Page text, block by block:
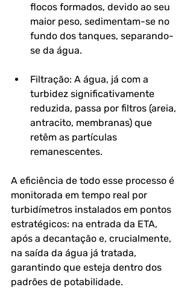
flocos formados, devido ao seu
maior peso, sedimentam-se no
fundo dos tanques, separando-
se da água.
Filtração: A água, já com a
turbidez significativamente
reduzida, passa por filtros (areia,
antracito, membranas) que
retêm as partículas
remanescentes.
A eficiência de todo esse processo é
monitorada em tempo real por
turbidímetros instalados em pontos
estratégicos: na entrada da ETA,
após a decantação e, crucialmente,
na saída da água já tratada,
garantindo que esteja dentro dos
padrões de potabilidade.